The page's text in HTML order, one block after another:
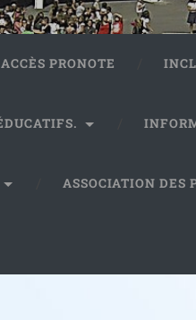
ACCÈS PRONOTE
ASSOCIATION DES